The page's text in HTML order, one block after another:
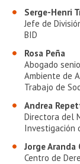
Serge-Henri
Jefe de
BID
Rosa Peña
Abogado
Ambiente de
Trabajo de
Andrea
Directora del
Investigación
Jorge Aranda
Centro de